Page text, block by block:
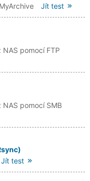
Jít test
pomocí FTP
pomocí SMB
Jít test